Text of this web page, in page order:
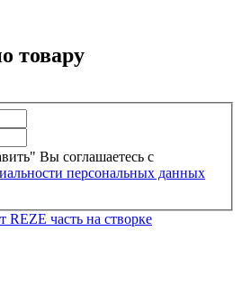
товару
Вы соглашаетесь с
персональных данных